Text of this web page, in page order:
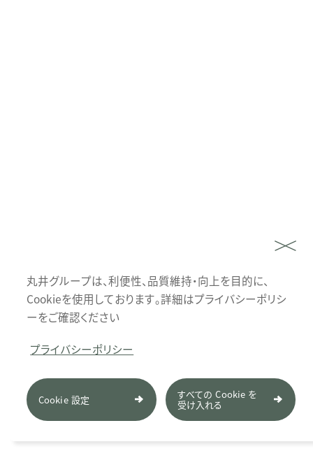
丸井グループは、利便性、品質維持・向上を目的に、
Cookieを使用しております。詳細はプライバシーポリシ
ーをご確認ください
プライバシーポリシー
Cookie 設定 すべての Cookie を
受け入れる